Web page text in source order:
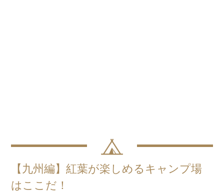
【九州編】紅葉が楽しめるキャンプ場
はここだ！